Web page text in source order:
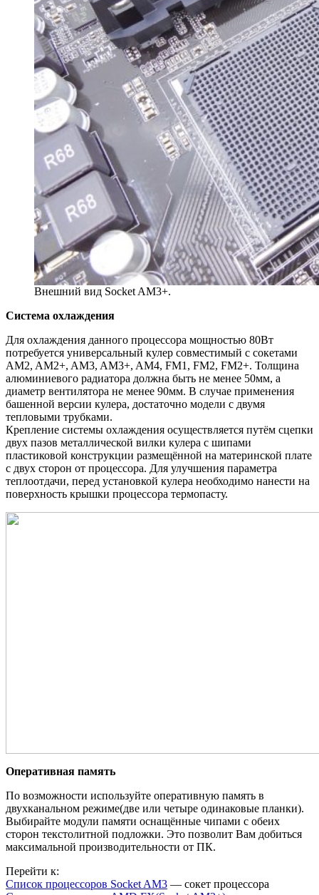
Внешний вид Socket AM3+.
Система охлаждения
Для охлаждения данного процессора мощностью 80Вт
потребуется универсальный кулер совместимый с сокетами
AM2, AM2+, AM3, AM3+, AM4, FM1, FM2, FM2+. Толщина
алюминиевого радиатора должна быть не менее 50мм, а
диаметр вентилятора не менее 90мм. В случае применения
башенной версии кулера, достаточно модели с двумя
тепловыми трубками.
Крепление системы охлаждения осуществляется путём сцепки
двух пазов металлической вилки кулера с шипами
пластиковой конструкции размещённой на материнской плате
с двух сторон от процессора. Для улучшения параметра
теплоотдачи, перед установкой кулера необходимо нанести на
поверхность крышки процессора термопасту.
Оперативная память
По возможности используйте оперативную память в
двухканальном режиме(две или четыре одинаковые планки).
Выбирайте модули памяти оснащённые чипами с обеих
сторон текстолитной подложки. Это позволит Вам добиться
максимальной производительности от ПК.
Перейти к:
Список процессоров Socket AM3 — сокет процессора